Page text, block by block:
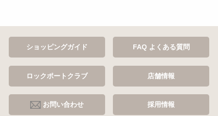
ショッピングガイド FAQ よくある質問
ロックポートクラブ 店舗情報
お問い合わせ 採用情報